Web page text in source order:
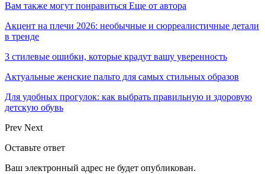
Вам также могут понравиться Еще от автора
Акцент на плечи 2026: необычные и сюрреалистичные детали
в тренде
3 стилевые ошибки, которые крадут вашу уверенность
Актуальные женские пальто для самых стильных образов
Для удобных прогулок: как выбрать правильную и здоровую
детскую обувь
Prev Next
Оставьте ответ
Ваш электронный адрес не будет опубликован.